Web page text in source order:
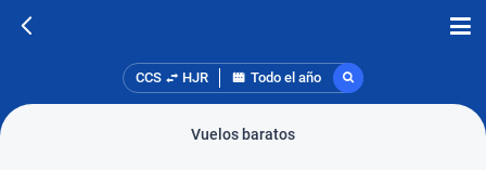
CCS HJR Todo el año
Vuelos baratos